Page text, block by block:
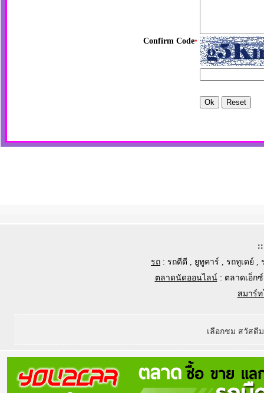
Confirm Code*
รถ : รถดีดี ยูทูคาร์ รถทูเดย์
ตลาดนัดออนไลน์: ตลาดเอ็กซ์
สมาร์
เลือกชม สวัสดี